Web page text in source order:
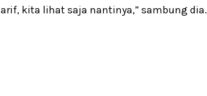
kita lihat saja nantinya,” sambung dia.